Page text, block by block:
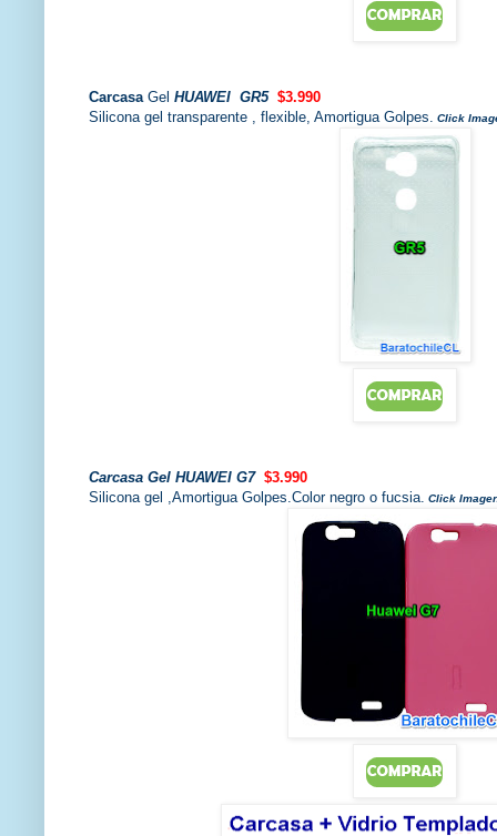
Carcasa Gel HUAWEI GR5 $3.990
Silicona gel transparente , flexible, Amortigua Golpes. Click
Carcasa Gel HUAWEI G7 $3.990
Silicona gel ,Amortigua Golpes.Color negro o fucsia. Click